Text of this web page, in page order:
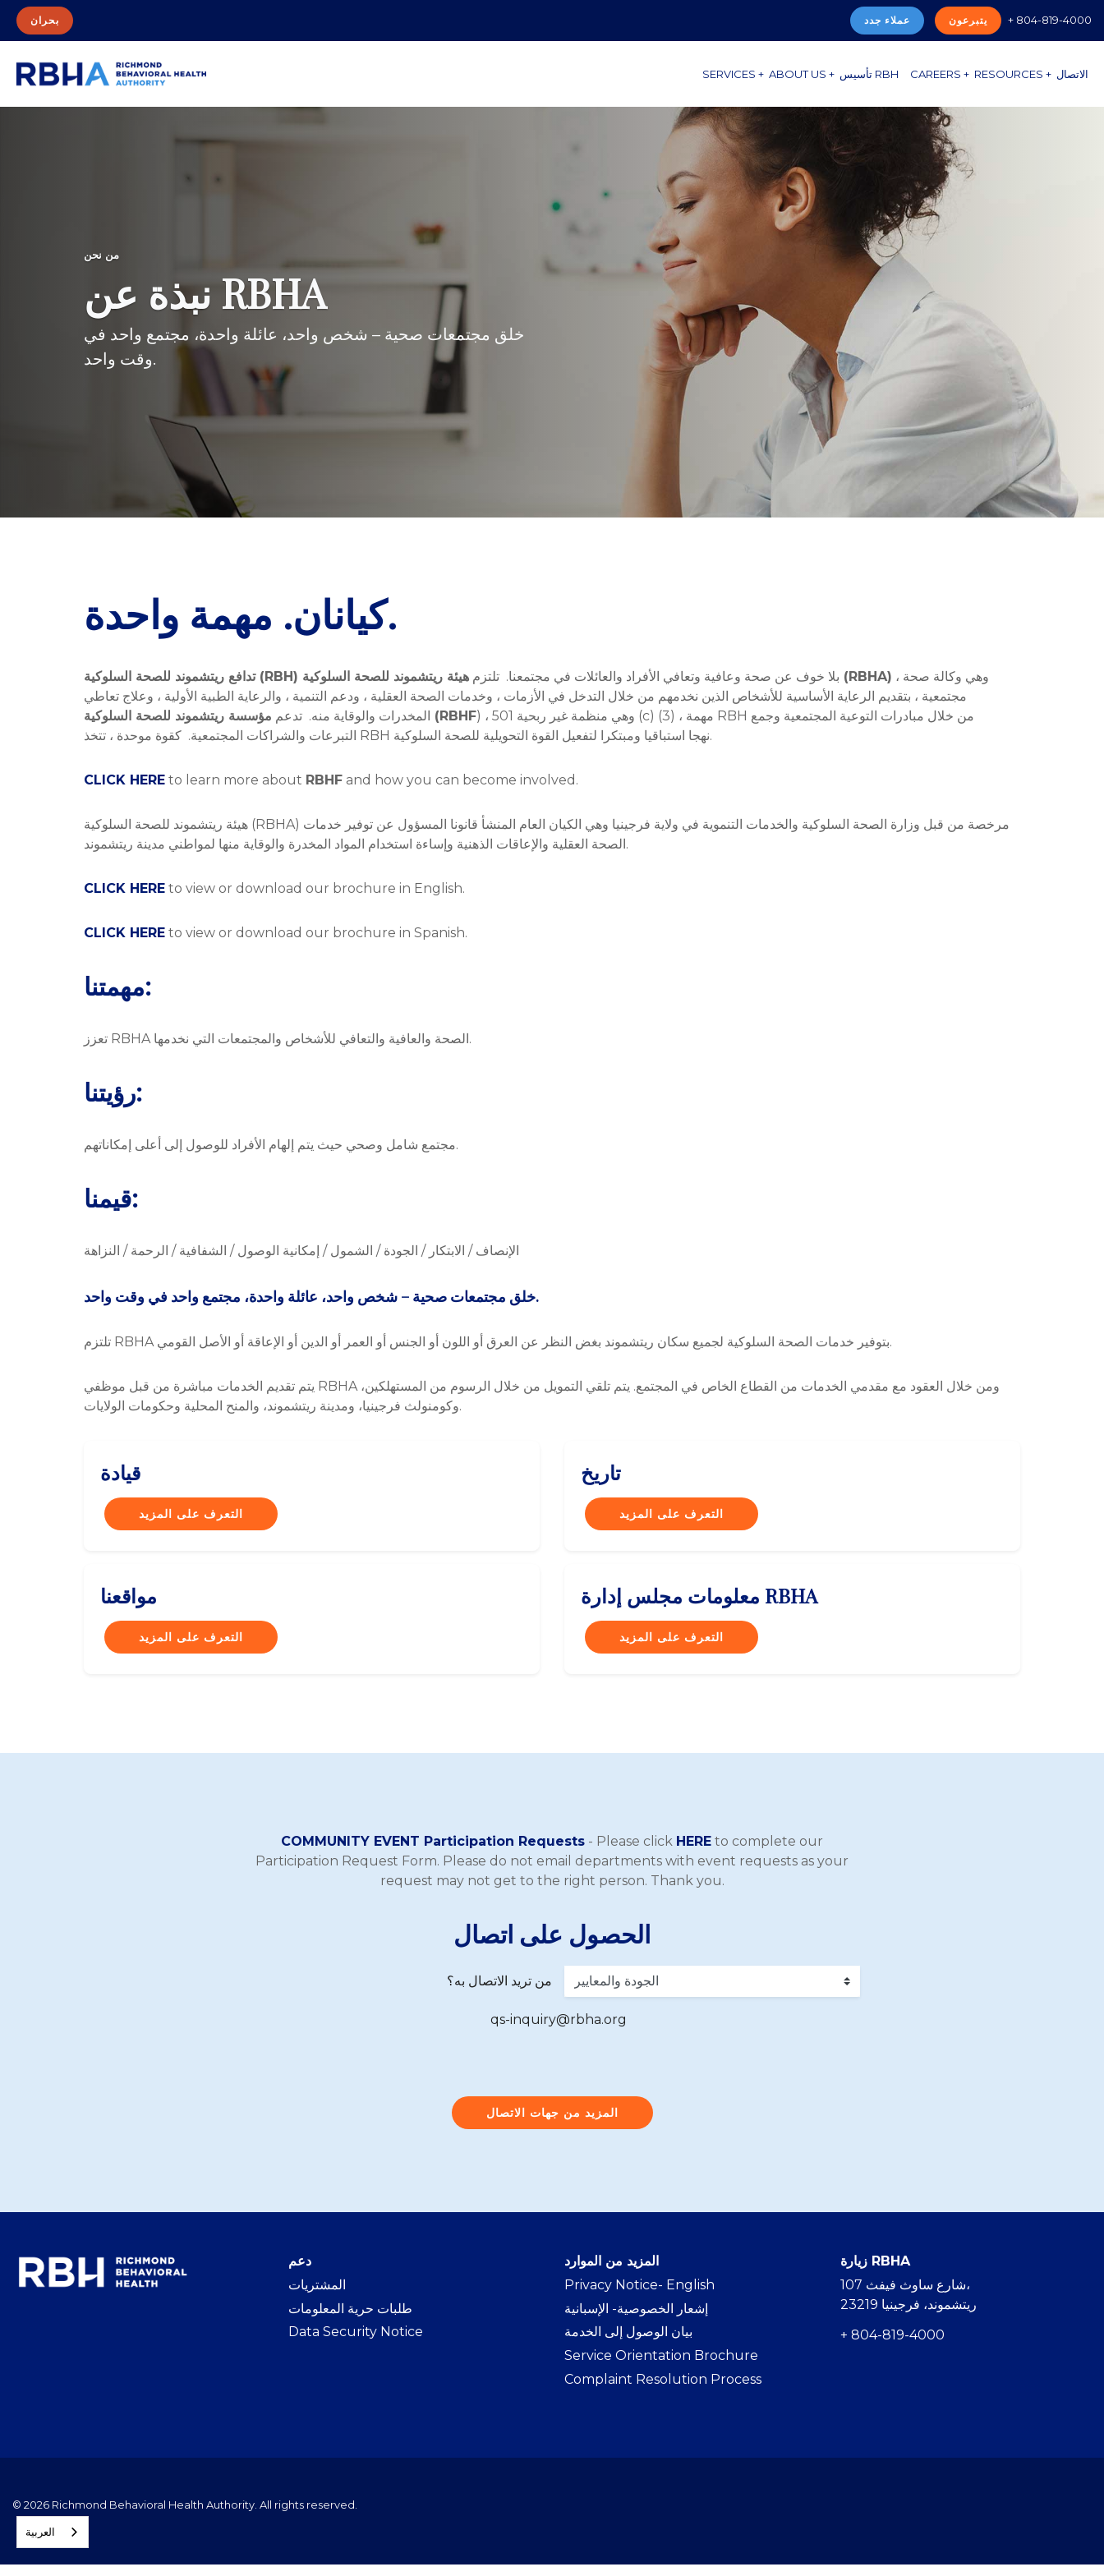
بحران عملاء جدد يتبرعون + 804-819-4000
SERVICES + ABOUT US + تأسيس RBH CAREERS + RESOURCES + الاتصال
من نحن
نبذة عن RBHA
خلق مجتمعات صحية – شخص واحد، عائلة واحدة، مجتمع واحد في
وقت واحد.
كيانان. مهمة واحدة.
تدافع ريتشموند للصحة السلوكية (RBH) بلا خوف عن صحة وعافية وتعافي الأفراد والعائلات في مجتمعنا. تلتزم هيئة ريتشموند للصحة السلوكية (RBHA) ، وهي وكالة صحة
مجتمعية ، بتقديم الرعاية الأساسية للأشخاص الذين نخدمهم من خلال التدخل في الأزمات ، وخدمات الصحة العقلية ، ودعم التنمية ، والرعاية الطبية الأولية ، وعلاج تعاطي
المخدرات والوقاية منه. تدعم مؤسسة ريتشموند للصحة السلوكية (RBHF) ، وهي منظمة غير ربحية 501 (c) (3) ، مهمة RBH من خلال مبادرات التوعية المجتمعية وجمع
التبرعات والشراكات المجتمعية. كقوة موحدة ، تتخذ RBH نهجا استباقيا ومبتكرا لتفعيل القوة التحويلية للصحة السلوكية.
CLICK HERE to learn more about RBHF and how you can become involved.
هيئة ريتشموند للصحة السلوكية (RBHA) مرخصة من قبل وزارة الصحة السلوكية والخدمات التنموية في ولاية فرجينيا وهي الكيان العام المنشأ قانونا المسؤول عن توفير خدمات
الصحة العقلية والإعاقات الذهنية وإساءة استخدام المواد المخدرة والوقاية منها لمواطني مدينة ريتشموند.
CLICK HERE to view or download our brochure in English.
CLICK HERE to view or download our brochure in Spanish.
مهمتنا:
تعزز RBHA الصحة والعافية والتعافي للأشخاص والمجتمعات التي نخدمها.
رؤيتنا:
مجتمع شامل وصحي حيث يتم إلهام الأفراد للوصول إلى أعلى إمكاناتهم.
قيمنا:
الإنصاف / الابتكار / الجودة / الشمول / إمكانية الوصول / الشفافية / الرحمة / النزاهة
خلق مجتمعات صحية – شخص واحد، عائلة واحدة، مجتمع واحد في وقت واحد.
تلتزم RBHA بتوفير خدمات الصحة السلوكية لجميع سكان ريتشموند بغض النظر عن العرق أو اللون أو الجنس أو العمر أو الدين أو الإعاقة أو الأصل القومي.
يتم تقديم الخدمات مباشرة من قبل موظفي RBHA ومن خلال العقود مع مقدمي الخدمات من القطاع الخاص في المجتمع. يتم تلقي التمويل من خلال الرسوم من المستهلكين،
وكومنولث فرجينيا، ومدينة ريتشموند، والمنح المحلية وحكومات الولايات.
قيادة
التعرف على المزيد
تاريخ
التعرف على المزيد
مواقعنا
التعرف على المزيد
معلومات مجلس إدارة RBHA
التعرف على المزيد
COMMUNITY EVENT Participation Requests - Please click HERE to complete our
Participation Request Form. Please do not email departments with event requests as your
request may not get to the right person. Thank you.
الحصول على اتصال
من تريد الاتصال به؟
qs-inquiry@rbha.org
المزيد من جهات الاتصال
دعم
المشتريات
طلبات حرية المعلومات
Data Security Notice
المزيد من الموارد
Privacy Notice- English
إشعار الخصوصية- الإسبانية
بيان الوصول إلى الخدمة
Service Orientation Brochure
Complaint Resolution Process
زيارة RBHA
107 شارع ساوث فيفث،
ريتشموند، فرجينيا 23219
+ 804-819-4000
© 2026 Richmond Behavioral Health Authority. All rights reserved.
العربية‏